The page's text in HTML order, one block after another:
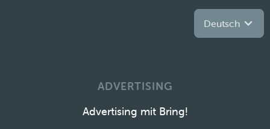
Deutsch
ADVERTISING
Advertising mit Bring!